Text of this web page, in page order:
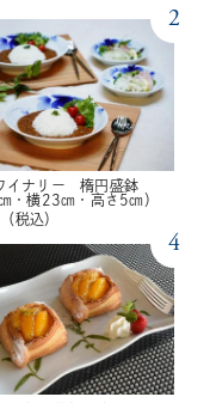
2
イナリー 楕円盛鉢
・横23㎝・高さ5㎝）
（税込）
4